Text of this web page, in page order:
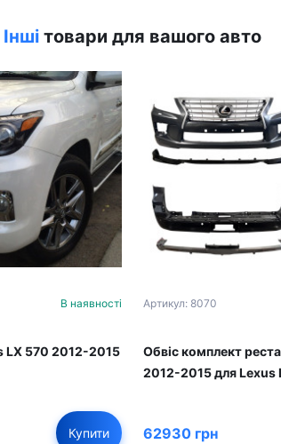
Інші товари для вашого авто
В наявності
LX 570 2012-2015
Купити
Артикул: 8070
Обвіс комплект
2012-2015 для
62930 грн